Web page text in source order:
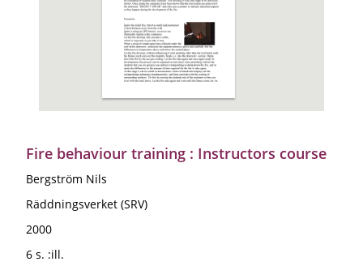
Fire behaviour training : Instructors course
Bergström Nils
Räddningsverket (SRV)
2000
6 s. :ill.